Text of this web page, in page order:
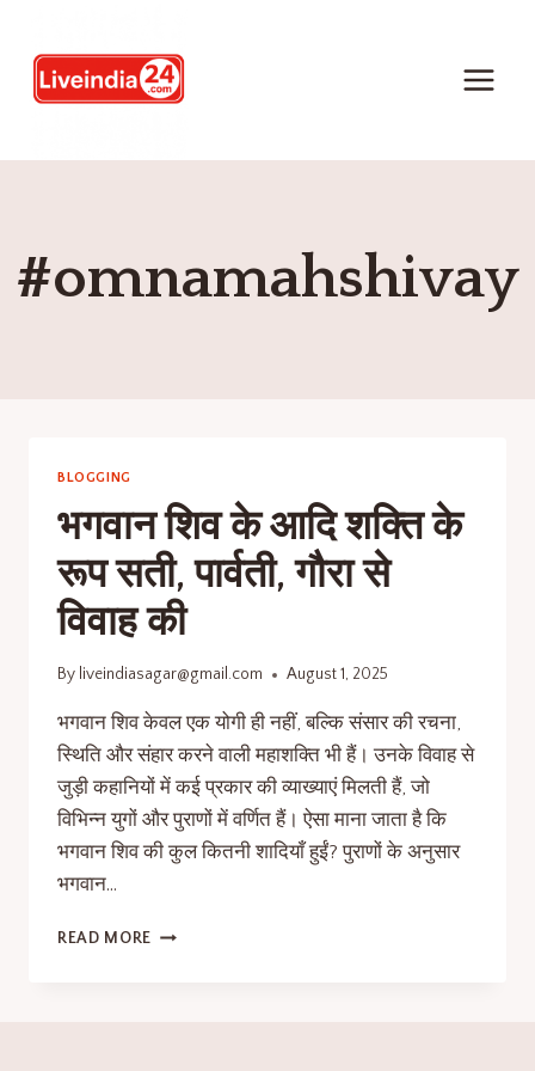
#omnamahshivay
BLOGGING
भगवान शिव के आदि शक्ति के
रूप सती, पार्वती, गौरा से
विवाह की
By liveindiasagar@gmail.com August 1, 2025
भगवान शिव केवल एक योगी ही नहीं, बल्कि संसार की रचना,
स्थिति और संहार करने वाली महाशक्ति भी हैं। उनके विवाह से
जुड़ी कहानियों में कई प्रकार की व्याख्याएं मिलती हैं, जो
विभिन्न युगों और पुराणों में वर्णित हैं। ऐसा माना जाता है कि
भगवान शिव की कुल कितनी शादियाँ हुईं? पुराणों के अनुसार
भगवान…
READ MORE